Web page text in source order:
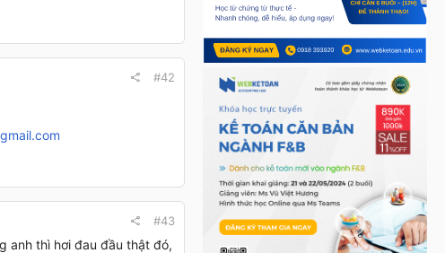
#42
#43
anh thì hơi đau đầu thật đó,